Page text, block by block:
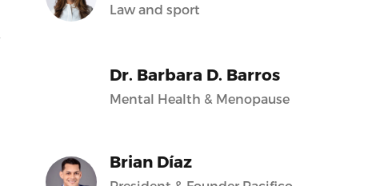
Law and sport
Dr. Barbara D. Barros
Mental Health & Menopause
Brian Díaz